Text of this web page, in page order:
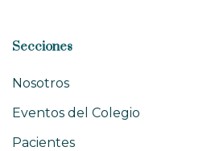
Secciones
Nosotros
Eventos del Colegio
Pacientes